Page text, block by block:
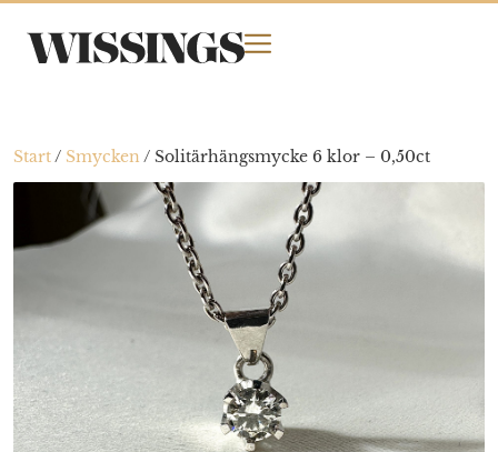
Start/ Smycken / Solitärhängsmycke 6 klor – 0,50ct